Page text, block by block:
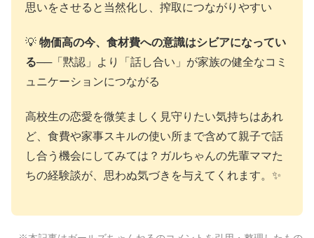
思いをさせると当然化し、搾取につながりやすい
💡 物価高の今、食材費への意識はシビアになってい
る──「黙認」より「話し合い」が家族の健全なコミ
ュニケーションにつながる
高校生の恋愛を微笑ましく見守りたい気持ちはあれ
ど、食費や家事スキルの使い所まで含めて親子で話
し合う機会にしてみては？ガルちゃんの先輩ママた
ちの経験談が、思わぬ気づきを与えてくれます。✨